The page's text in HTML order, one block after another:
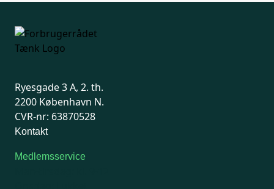
Ryesgade 3 A, 2. th.
2200 København N.
CVR-nr: 63870528
Kontakt
Medlemsservice